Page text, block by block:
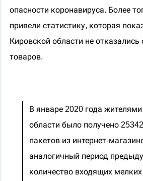
опасности коронавируса. Более
привели статистику, которая
Кировской области не отказались
товаров.
В январе 2020 года
области было получено
пакетов из интернет-
аналогичный период
количество входящих